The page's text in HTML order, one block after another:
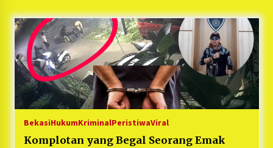
5 bulan ago
PNM Hadir dalam Setiap Langkah Dikha, Penari
Aura Farming yang Viral Ternyata Anak
Nasabah PNM Mekaar
1 tahun ago
Duh Kacau Banget, Karena Kecewa Tak Dapat
Fasilitas yang Sesuai, Para Peserta Retret
Sebelum Waktunya
1 tahun ago
BekasiHukumKriminalPeristiwaViral
Komplotan yang Begal Seorang Emak